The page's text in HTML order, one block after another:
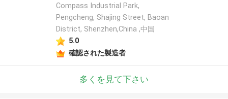
Compass Industrial Park,
Pengcheng, Shajing Street, Baoan
District, Shenzhen,China ,中国
5.0
確認された製造者
多くを見て下さい